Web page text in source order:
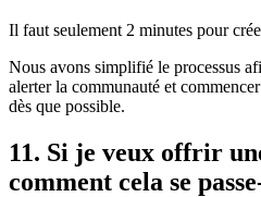
Il faut seulement 2 minutes pour
Nous avons simplifié le processus
alerter la communauté et
dès que possible.
11. Si je veux offrir
comment cela se